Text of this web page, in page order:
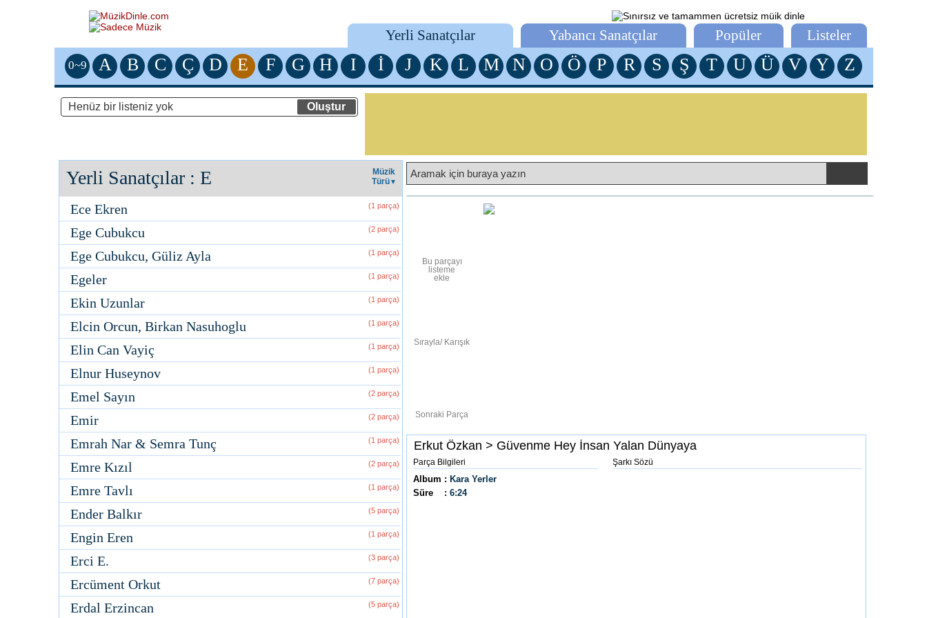
Yerli Sanatçılar Yabancı Sanatçılar Popüler Listeler
0~9 A B C Ç D E F G H I İ J K L M N O Ö P R S Ş T U Ü V Y Z
Yerli Sanatçılar: E
Müzik
Türü▼
(1 parça)
Ece Ekren
(2 parça)
Ege Cubukcu
(1 parça)
Ege Cubukcu, Güliz Ayla
(1 parça)
Egeler
(1 parça)
Ekin Uzunlar
(1 parça)
Elcin Orcun, Birkan Nasuhoglu
(1 parça)
Elin Can Vayiç
(1 parça)
Elnur Huseynov
(2 parça)
Emel Sayın
(2 parça)
Emir
(1 parça)
Emrah Nar & Semra Tunç
(2 parça)
Emre Kızıl
(1 parça)
Emre Tavlı
(5 parça)
Ender Balkır
(1 parça)
Engin Eren
(3 parça)
Erci E.
(7 parça)
Ercüment Orkut
(5 parça)
Erdal Erzincan